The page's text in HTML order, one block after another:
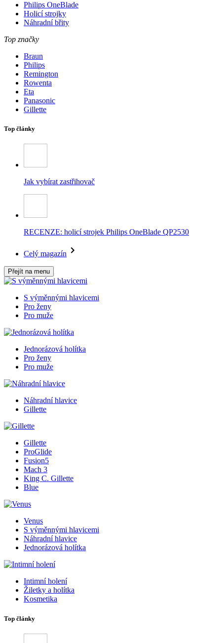
Philips OneBlade
Holicí strojky
Náhradní břity
Top značky
Braun
Philips
Remington
Rowenta
Eta
Panasonic
Gillette
Top články
Jak vybírat zastřihovač
RECENZE: holicí strojek Philips OneBlade QP2530
Celý magazín
Přejít na menu
S výměnnými hlavicemi
Pro ženy
Pro muže
Jednorázová holítka
Pro ženy
Pro muže
Náhradní hlavice
Gillette
Gillette
ProGlide
Fusion5
Mach 3
King C. Gillette
Blue
Venus
S výměnnými hlavicemi
Náhradní hlavice
Jednorázová holítka
Intimní holení
Žiletky a holítka
Kosmetika
Top články